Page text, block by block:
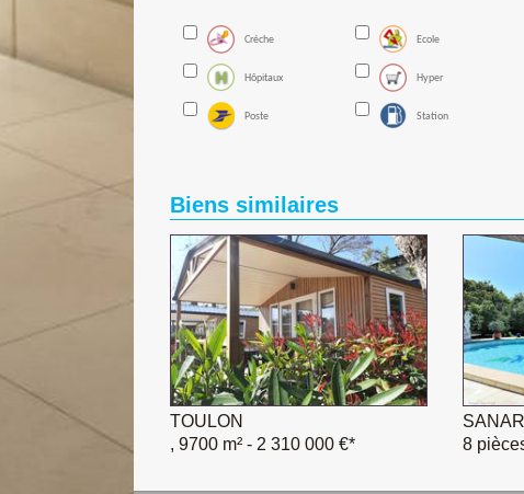
Créche Ecole
Hôpitaux Hyper
Poste Station
Biens similaires
TOULON
, 9700 m² - 2 310 000 €*
8